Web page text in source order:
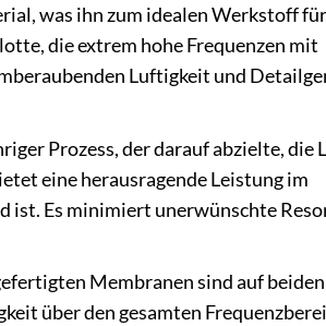
was ihn zum idealen Werkstoff
die extrem hohe Frequenzen mit
Luftigkeit und
Prozess, der darauf abzielte, die
eine herausragende Leistung im
Es minimiert unerwünschte
Membranen sind auf
über den gesamten